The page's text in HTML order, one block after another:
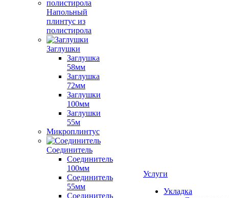
Напольный
плинтус из
полистирола
Заглушки
Заглушка
58мм
Заглушка
72мм
Заглушки
100мм
Заглушки
55м
Микроплинтус
Соединитель
Соединитель
100мм
Соединитель
55мм
Соединитель
Услуги
Укладка